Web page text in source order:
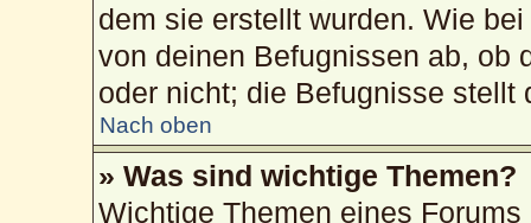
dem sie erstellt wurden. Wie
von deinen Befugnissen ab, ob
oder nicht; die Befugnisse stellt
Nach oben
» Was sind wichtige Themen?
Wichtige Themen eines